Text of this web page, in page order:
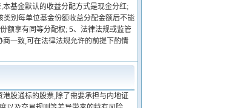
基金默认的收益分配方式是现金分红;
别每单位基金份额收益分配金额后不能
额享有同等分配权; 5、法律法规或监管
一致,可在法律法规允许的前提下酌情
股通标的股票,除了需要承担与内地证